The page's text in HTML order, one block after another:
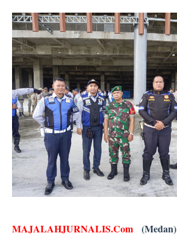
MAJALAHJURNALIS.Com (Medan)